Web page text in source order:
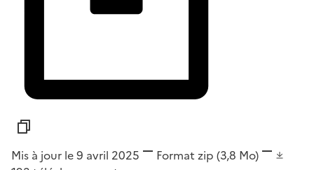
Mis à jour le 9 avril 2025 Format zip (3,8 Mo)